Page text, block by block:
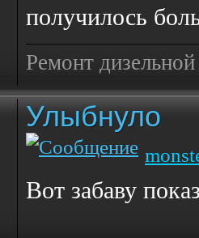
получилось
Ремонт
Улыбнуло
Вот забаву